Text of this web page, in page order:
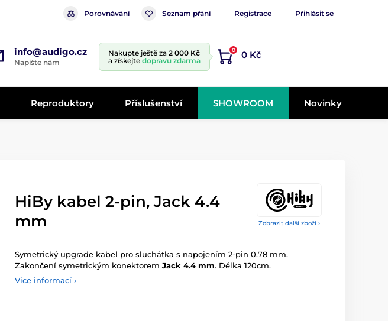
Porovnávání Seznam přání Registrace Přihlásit se
info@audigo.cz
Napište nám
Nakupte ještě za 2 000 Kč
a získejte dopravu zdarma
0 0 Kč
Reproduktory Příslušenství SHOWROOM Novinky
Zobrazit další zboží ›
HiBy kabel 2-pin, Jack 4.4
mm
Symetrický upgrade kabel pro sluchátka s napojením 2-pin 0.78 mm.
Zakončení symetrickým konektorem Jack 4.4 mm. Délka 120cm.
Více informací ›